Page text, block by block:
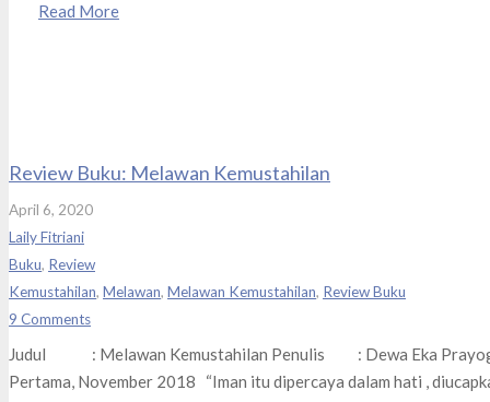
Read More
Review Buku: Melawan Kemustahilan
April 6, 2020
Laily Fitriani
Buku, Review
Kemustahilan, Melawan, Melawan Kemustahilan, Review Buku
9 Comments
Judul : Melawan Kemustahilan Penulis : Dewa Eka
Pertama, November 2018 “Iman itu dipercaya dalam hati ,